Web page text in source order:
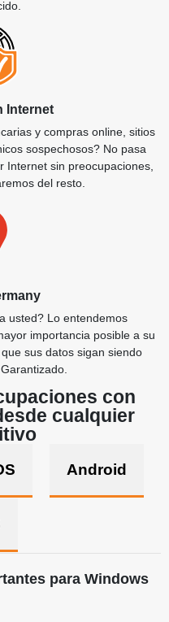
Internet
y compras online, sitios
sospechosos? No pasa
Internet sin preocupaciones,
del resto.
usted? Lo entendemos
importancia posible a su
sus datos sigan siendo
con
cualquier
Android
para Windows